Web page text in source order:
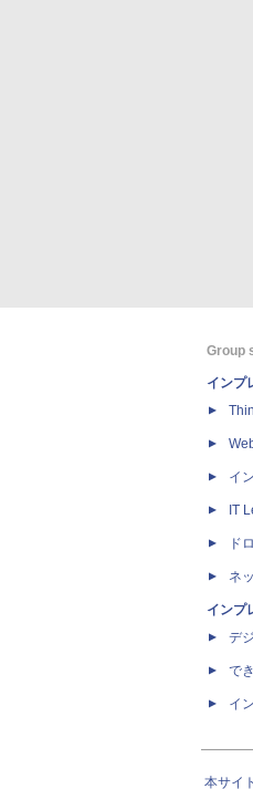
Group
インプ
イ
IT
ド
ネ
インプ
デ
で
イ
本サイ